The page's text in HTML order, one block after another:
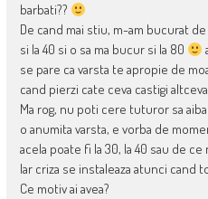
barbati??
De cand mai stiu, m-am bucurat
si la 40 si o sa ma bucur si la 80
se pare ca varsta te apropie de
cand pierzi cate ceva castigi
Ma rog, nu poti cere tuturor sa
o anumita varsta, e vorba de
acela poate fi la 30, la 40 sau de ce
Iar criza se instaleaza atunci
Ce motiv ai avea?